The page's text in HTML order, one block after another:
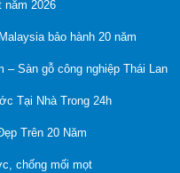
năm 2026
bảo hành 20 năm
– Sàn gỗ công nghiệp Thái Lan
Tại Nhà Trong 24h
Trên 20 Năm
chống mối mọt